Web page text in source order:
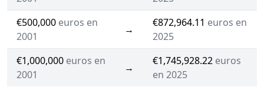
€500,000 euros en
2001
→
€872,964.11 euros en
2025
€1,000,000 euros en
2001
→
€1,745,928.22 euros
en 2025